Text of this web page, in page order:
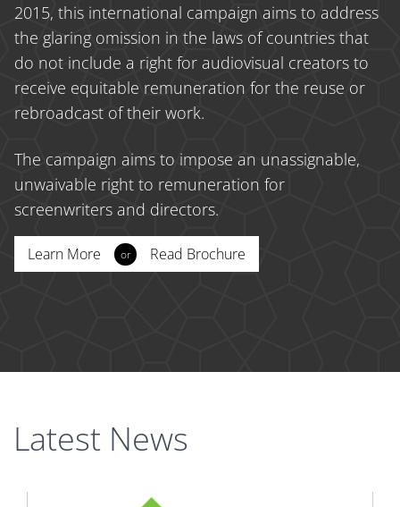
2015, this international campaign aims to address
the glaring omission in the laws of countries that
do not include a right for audiovisual creators to
receive equitable remuneration for the reuse or
rebroadcast of their work.
The campaign aims to impose an unassignable,
unwaivable right to remuneration for
screenwriters and directors.
Learn More or Read Brochure
Latest News